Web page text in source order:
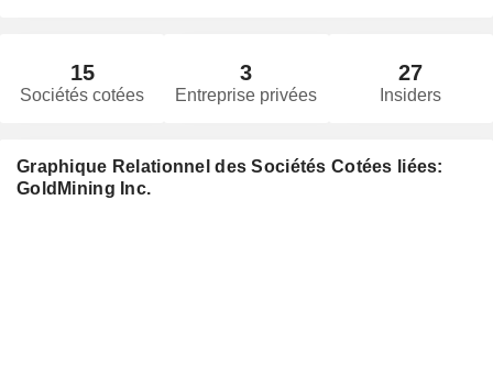
15
Sociétés cotées
3
Entreprise privées
27
Insiders
Graphique Relationnel des Sociétés Cotées liées:
GoldMining Inc.